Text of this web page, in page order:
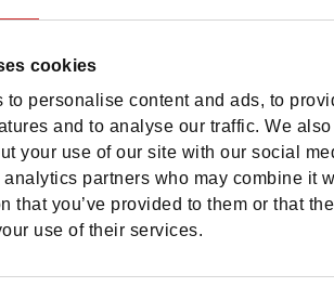
cookies
to personalise content and ads, to
and to analyse our traffic. We
your use of our site with our social
partners who may combine it
that you’ve provided to them or that
use of their services.
COGNAC
normal